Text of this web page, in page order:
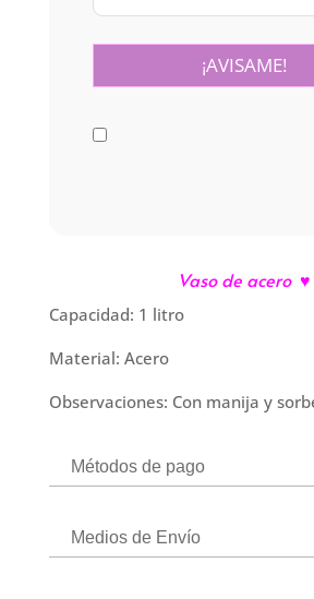
Vaso de acero ♥
Capacidad: 1 litro
Material: Acero
Observaciones: Con manija y
Métodos de pago
Medios de Envío